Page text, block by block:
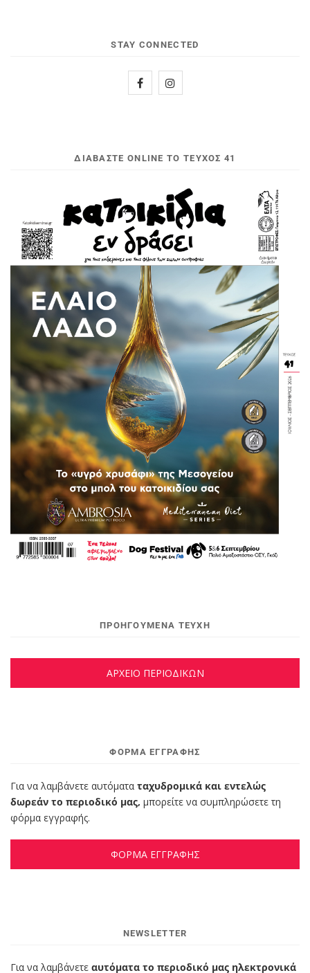
STAY CONNECTED
ΔΙΑΒΆΣΤΕ ONLINE ΤΟ ΤΕΎΧΟΣ 41
ΠΡΟΗΓΟΥΜΕΝΑ ΤΕΥΧΗ
ΑΡΧΕΙΟ ΠΕΡΙΟΔΙΚΩΝ
ΦΌΡΜΑ ΕΓΓΡΑΦΉΣ
Για να λαμβάνετε αυτόματα ταχυδρομικά και εντελώς
δωρεάν το περιοδικό μας, μπορείτε να συμπληρώσετε τη
φόρμα εγγραφής.
ΦΟΡΜΑ ΕΓΓΡΑΦΗΣ
NEWSLETTER
Για να λαμβάνετε αυτόματα το περιοδικό μας ηλεκτρονικά